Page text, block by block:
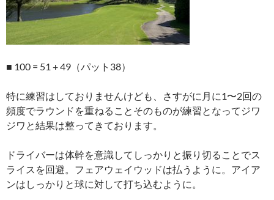
■ 100 = 51 + 49（パット38）
特に練習はしておりませんけども、さすがに月に1〜2回の
頻度でラウンドを重ねることそのものが練習となってジワ
ジワと結果は整ってきております。
ドライバーは体幹を意識してしっかりと振り切ることでス
ライスを回避。フェアウェイウッドは払うように。アイア
ンはしっかりと球に対して打ち込むように。